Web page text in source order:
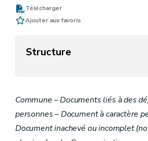
Télécharger
Ajouter aux favoris
Structure
Commune – Documents liés à des
personnes – Document à caractère
Document inachevé ou incomplet